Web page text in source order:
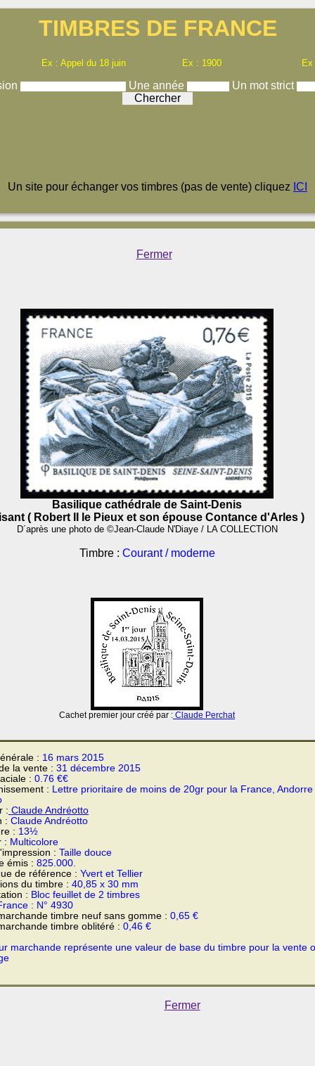
TIMBRES DE FRANCE
Ex : Appel du 18 juin Ex : 1900
Une année Un mot strict
Un site pour échanger vos timbres (pas de vente) cliquez ICI
Fermer
Basilique cathédrale de Saint-Denis
( Robert II le Pieux et son épouse Contance d'Arles )
D´après une photo de ©Jean-Claude N'Diaye / LA COLLECTION
Timbre : Courant / moderne
Cachet premier jour créé par : Claude Perchat
: 16 mars 2015
la vente : 31 décembre 2015
: 0.76 €€
: Lettre prioritaire de moins de 20gr pour la France, Andorre
: Claude Andréotto
: Claude Andréotto
: 13½
: Multicolore
: Taille douce
émis : 825.000.
de référence : Yvert et Tellier
du timbre : 40,85 x 30 mm
: Bloc feuillet de 2 timbres
: N° 4930
timbre neuf sans gomme : 0,65 €
timbre oblitéré : 0,46 €
marchande représente une valeur de base du timbre pour la vente
Fermer